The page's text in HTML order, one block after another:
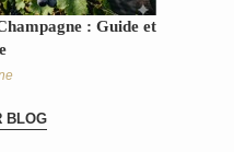
: Guide et
BLOG